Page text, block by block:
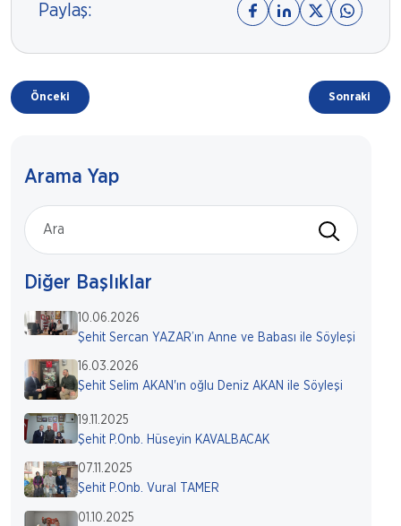
Paylaş:
Önceki Sonraki
Arama Yap
Diğer Başlıklar
10.06.2026
Şehit Sercan YAZAR’ın Anne ve Babası ile Söyleşi
16.03.2026
Şehit Selim AKAN'ın oğlu Deniz AKAN ile Söyleşi
19.11.2025
Şehit P.Onb. Hüseyin KAVALBACAK
07.11.2025
Şehit P.Onb. Vural TAMER
01.10.2025